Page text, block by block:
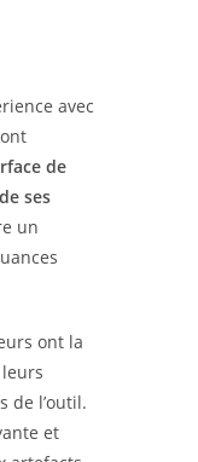
avec
de
ses
un
ont la
de l’outil.
et